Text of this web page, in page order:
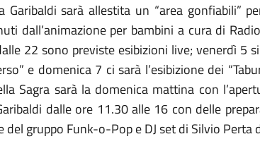
Garibaldi sarà allestita un “area gonfiabili”
dall’animazione per bambini a cura di
22 sono previste esibizioni live; venerdì 5
e domenica 7 ci sarà l’esibizione dei
Sagra sarà la domenica mattina con
dalle ore 11.30 alle 16 con delle
del gruppo Funk-o-Pop e DJ set di Silvio Perta